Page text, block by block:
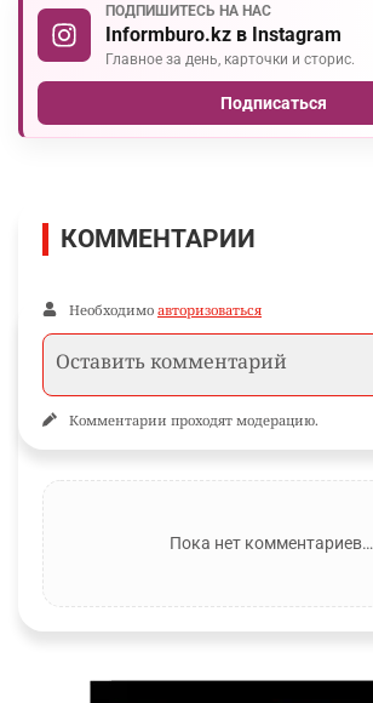
ПОДПИШИТЕСЬ НА НАС
Informburo.kz в Instagram
Главное за день, карточки и сторис.
Подписаться
КОММЕНТАРИИ
Необходимо авторизоваться
Комментарии проходят модерацию.
Пока нет комментариев…